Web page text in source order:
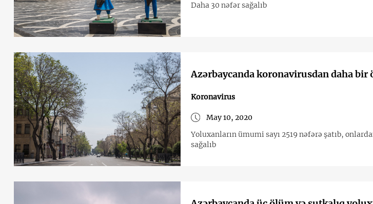
Daha 30 nəfər sağalıb
Azərbaycanda koronavirusdan daha
Koronavirus
May 10, 2020
Yoluxanların ümumi sayı 2519 nəfərə şatıb,
sağalıb